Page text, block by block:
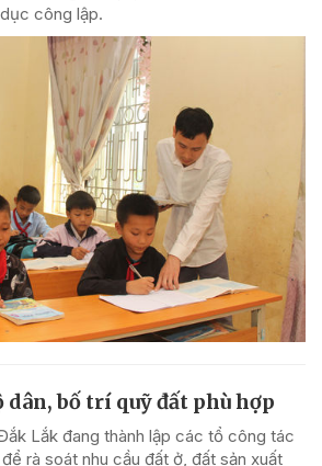
công lập.
dân, bố trí quỹ đất phù hợp
Lắk đang thành lập các tổ công tác
rà soát nhu cầu đất ở, đất sản xuất